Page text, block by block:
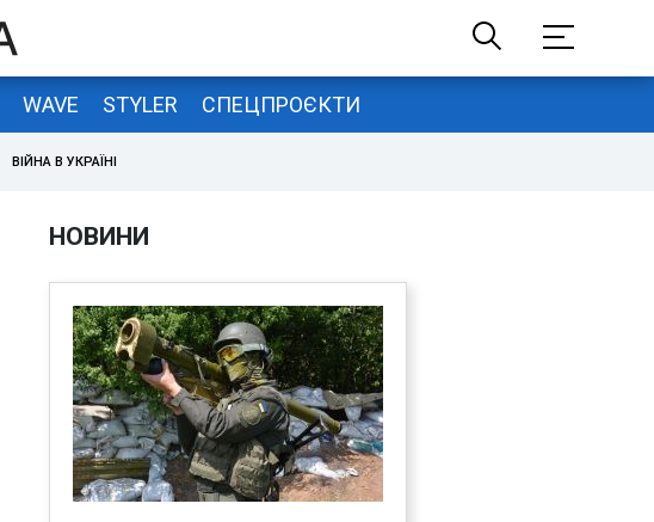
WAVE STYLER СПЕЦПРОЄКТИ
ВІЙНА В УКРАЇНІ
НОВИНИ